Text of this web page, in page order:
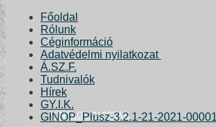
VINTAGE TAPÉTÁK
Főoldal
Rólunk
Céginformáció
Adatvédelmi nyilatkozat
Á.SZ.F.
Tudnivalók
Hírek
GY.I.K.
GINOP_Plusz-3.2.1-21-2021-00001